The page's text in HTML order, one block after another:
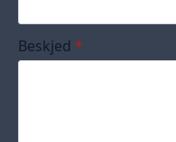
Beskjed *